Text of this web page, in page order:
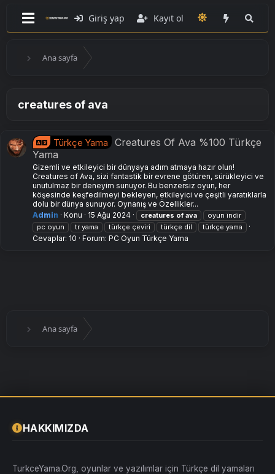
Giriş yap Kayıt ol
Ana sayfa
creatures of ava
Türkçe Yama
Creatures Of Ava %100 Türkçe
Yama
Gizemli ve etkileyici bir dünyaya adım atmaya hazır olun!
Creatures of Ava, sizi fantastik bir evrene götüren, sürükleyici ve
unutulmaz bir deneyim sunuyor. Bu benzersiz oyun, her
köşesinde keşfedilmeyi bekleyen, etkileyici ve çeşitli yaratıklarla
dolu bir dünya sunuyor. Oynanış ve Özellikler...
Admin
Konu 15 Ağu 2024 creatures of ava
oyun i̇ndir
pc oyun
tr yama türkçe çeviri türkçe dil türkçe yama
Cevaplar: 10 Forum: PC Oyun Türkçe Yama
Ana sayfa
HAKKIMIZDA
TurkceYama.Org, oyunlar ve yazılımlar için Türkçe dil yamaları